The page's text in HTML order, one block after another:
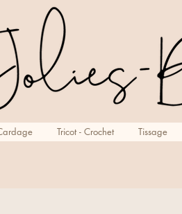
Tricot - Crochet Tissage